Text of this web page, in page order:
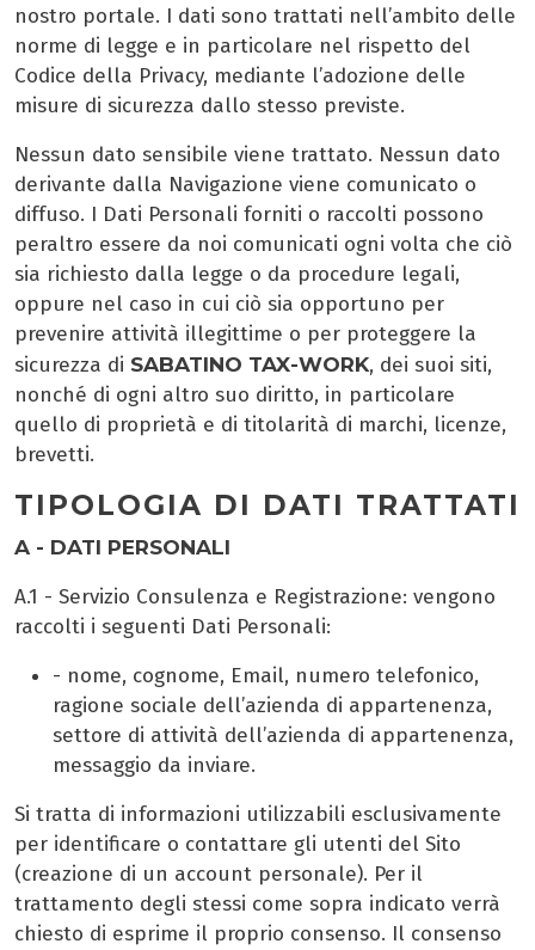
nostro portale. I dati sono trattati nell’ambito delle
norme di legge e in particolare nel rispetto del
Codice della Privacy, mediante l’adozione delle
misure di sicurezza dallo stesso previste.
Nessun dato sensibile viene trattato. Nessun dato
derivante dalla Navigazione viene comunicato o
diffuso. I Dati Personali forniti o raccolti possono
peraltro essere da noi comunicati ogni volta che ciò
sia richiesto dalla legge o da procedure legali,
oppure nel caso in cui ciò sia opportuno per
prevenire attività illegittime o per proteggere la
sicurezza di SABATINO TAX-WORK, dei suoi siti,
nonché di ogni altro suo diritto, in particolare
quello di proprietà e di titolarità di marchi, licenze,
brevetti.
TIPOLOGIA DI DATI TRATTATI
A - DATI PERSONALI
A.1 - Servizio Consulenza e Registrazione: vengono
raccolti i seguenti Dati Personali:
- nome, cognome, Email, numero telefonico,
ragione sociale dell’azienda di appartenenza,
settore di attività dell’azienda di appartenenza,
messaggio da inviare.
Si tratta di informazioni utilizzabili esclusivamente
per identificare o contattare gli utenti del Sito
(creazione di un account personale). Per il
trattamento degli stessi come sopra indicato verrà
chiesto di esprime il proprio consenso. Il consenso